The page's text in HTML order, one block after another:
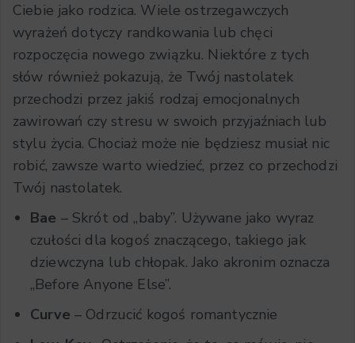
Ciebie jako rodzica. Wiele ostrzegawczych
wyrażeń dotyczy randkowania lub chęci
rozpoczęcia nowego związku. Niektóre z tych
słów również pokazują, że Twój nastolatek
przechodzi przez jakiś rodzaj emocjonalnych
zawirowań czy stresu w swoich przyjaźniach lub
stylu życia. Chociaż może nie będziesz musiał nic
robić, zawsze warto wiedzieć, przez co przechodzi
Twój nastolatek.
Bae – Skrót od „baby”. Używane jako wyraz
czułości dla kogoś znaczącego, takiego jak
dziewczyna lub chłopak. Jako akronim oznacza
„Before Anyone Else”.
Curve – Odrzucić kogoś romantycznie